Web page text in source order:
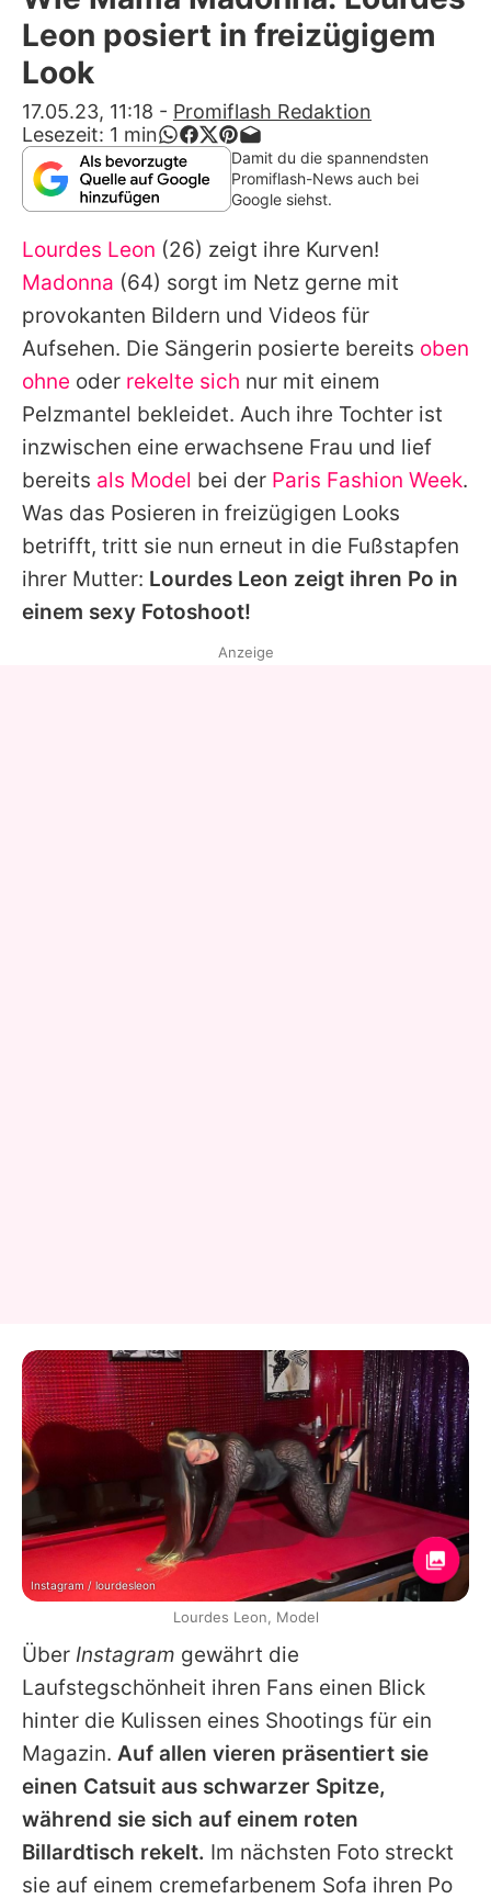
Alle Themen auf Promiflash
App runterladen
Team
Redaktionelle Richtlinien
Impressum
Datenschutzerklärung
Nutzungsbedingungen
Utiq verwalten
Leon posiert in freizügigem
Look
17.05.23, 11:18 - Promiflash Redaktion
Lesezeit: 1 min
Damit du die spannendsten
Promiflash-News auch bei
Google siehst.
Lourdes Leon (26) zeigt ihre Kurven!
Madonna (64) sorgt im Netz gerne mit
provokanten Bildern und Videos für
Aufsehen. Die Sängerin posierte bereits oben
ohne oder rekelte sich nur mit einem
Pelzmantel bekleidet. Auch ihre Tochter ist
inzwischen eine erwachsene Frau und lief
bereits als Model bei der Paris Fashion Week.
Was das Posieren in freizügigen Looks
betrifft, tritt sie nun erneut in die Fußstapfen
ihrer Mutter: Lourdes Leon zeigt ihren Po in
einem sexy Fotoshoot!
Über Instagram gewährt die
Laufstegschönheit ihren Fans einen Blick
hinter die Kulissen eines Shootings für ein
Magazin. Auf allen vieren präsentiert sie
einen Catsuit aus schwarzer Spitze,
während sie sich auf einem roten
Billardtisch rekelt. Im nächsten Foto streckt
sie auf einem cremefarbenem Sofa ihren Po
Anzeige
Instagram / lourdesleon
Lourdes Leon, Model